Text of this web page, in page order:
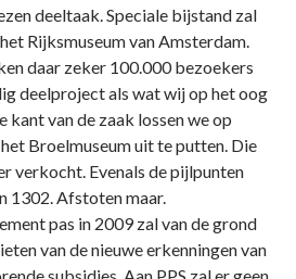
deeltaak. Speciale bijstand zal
Rijksmuseum van Amsterdam.
daar zeker 100.000 bezoekers
deelproject als wat wij op het oog
kant van de zaak lossen we op
Broelmuseum uit te putten. Die
verkocht. Evenals de pijlpunten
1302. Afstoten maar.
pas in 2009 zal van de grond
van de nieuwe erkenningen van